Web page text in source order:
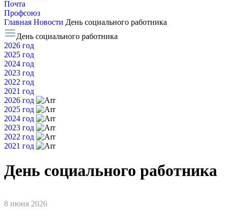
Почта
Профсоюз
Главная Новости День социального работника
День социального работника
2026 год
2025 год
2024 год
2023 год
2022 год
2021 год
2026 год
2025 год
2024 год
2023 год
2022 год
2021 год
День социального работника
8 июня 2026